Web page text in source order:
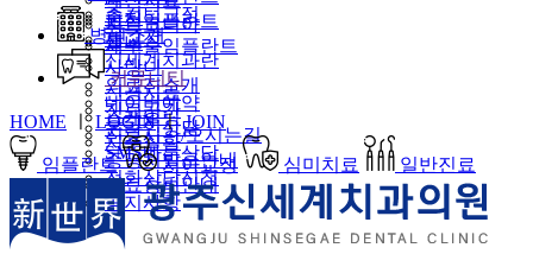
보험임플란트
재수술임플란트
주걱턱교정
재교정
지르코니아
충치
틀니
사랑니
신경치료
스케일링
치주질환
병원소개
신세계치과란
의료진소개
진료공간
진료시간/오시는길
증명서발급안내
진료장비안내
커뮤니티
네이버예약
온라인상담
SMS빠른상담
전화상담신청
공지사항
HOME ㅣLOGINㅣJOIN
임플란트 치아교정 심미치료 일반진료